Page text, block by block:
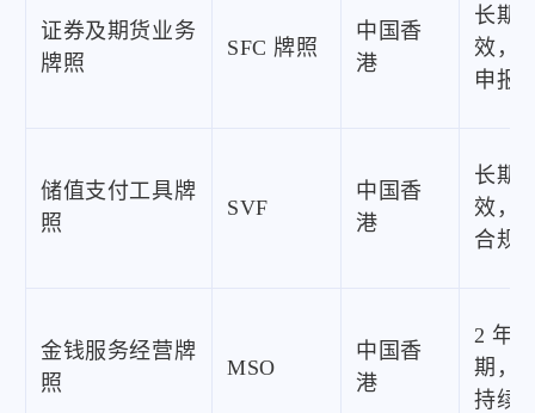
证券及期货业务
牌照
SFC 牌照
中国香
港
长期
效，
申报
储值支付工具牌
照
SVF
中国香
港
长期
效，
合规
金钱服务经营牌
照
MSO
中国香
港
2 年
期，
持续